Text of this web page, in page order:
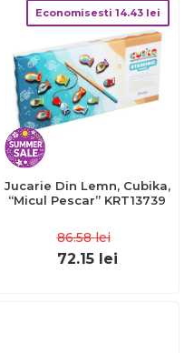
Economisesti 14.43 lei
Jucarie Din Lemn, Cubika,
“Micul Pescar” KRT13739
86.58 lei
72.15 lei